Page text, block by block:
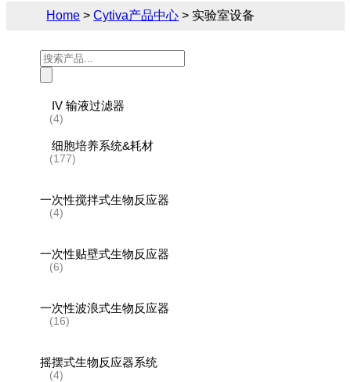
Home >Cytiva产品中心 > 实验室设备
Products
search
IV 输液过滤器
(4)
细胞培养系统&耗材
(177)
一次性搅拌式生物反应器
(4)
一次性贴壁式生物反应器
(6)
一次性波浪式生物反应器
(16)
摇摆式生物反应器系统
(4)